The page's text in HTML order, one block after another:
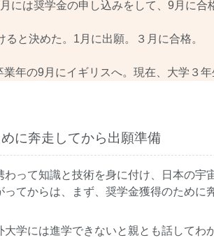
には奨学金の申し込みをして、9月に合
ると決めた。1月に出願。３月に合格。
年の9月にイギリスへ。現在、大学３年
に奔走してから出願準備
わって知識と技術を身に付け、日本の
てからは、まず、奨学金獲得のために
大学には進学できないと親とも話して